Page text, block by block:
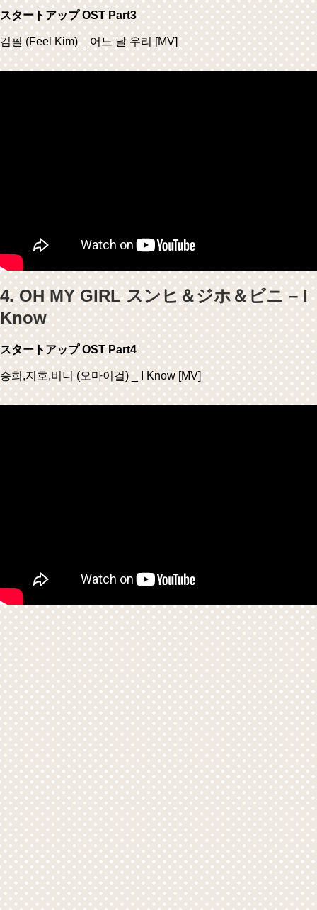
スタートアップ OST Part3
김필 (Feel Kim) _ 어느 날 우리 [MV]
4. OH MY GIRL スンヒ＆ジホ＆ビニ – I
Know
スタートアップ OST Part4
승희,지호,비니 (오마이걸) _ I Know [MV]